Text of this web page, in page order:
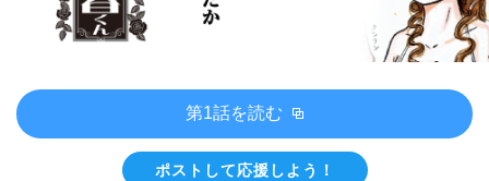
第1話を読む
ポストして応援しよう！